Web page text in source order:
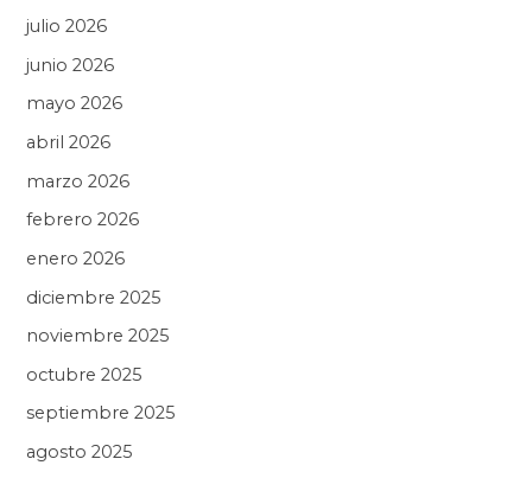
julio 2026
junio 2026
mayo 2026
abril 2026
marzo 2026
febrero 2026
enero 2026
diciembre 2025
noviembre 2025
octubre 2025
septiembre 2025
agosto 2025